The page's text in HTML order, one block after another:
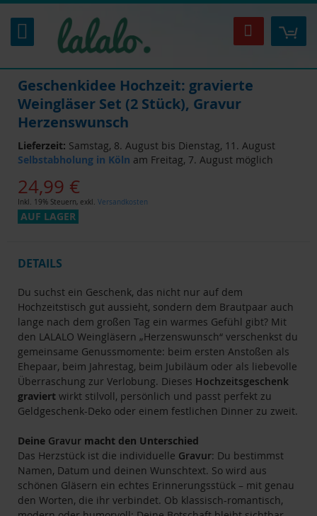
Inhalt
springen
Suche
Geschenkidee Hochzeit: gravierte
Weingläser Set (2 Stück), Gravur
Herzenswunsch
Lieferzeit: Samstag, 8. August bis Dienstag, 11. August
Selbstabholung in Köln am Freitag, 7. August möglich
24,99 €
Inkl. 19% Steuern, exkl. Versandkosten
AUF LAGER
DETAILS
Du suchst ein Geschenk, das nicht nur auf dem
Hochzeitstisch gut aussieht, sondern dem Brautpaar auch
lange nach dem großen Tag ein warmes Gefühl gibt? Mit
den LALALO Weingläsern „Herzenswunsch“ verschenkst du
gemeinsame Genussmomente: beim ersten Anstoßen als
Ehepaar, beim Jahrestag, beim Jubiläum oder als liebevolle
Überraschung zur Verlobung. Dieses Hochzeitsgeschenk
graviert wirkt stilvoll, persönlich und passt perfekt zu
Geldgeschenk-Deko oder einem festlichen Dinner zu zweit.
Deine Gravur macht den Unterschied
Das Herzstück ist die individuelle Gravur: Du bestimmst
Namen, Datum und deinen Wunschtext. So wird aus
schönen Gläsern ein echtes Erinnerungsstück – mit genau
den Worten, die ihr verbindet. Ob klassisch-romantisch,